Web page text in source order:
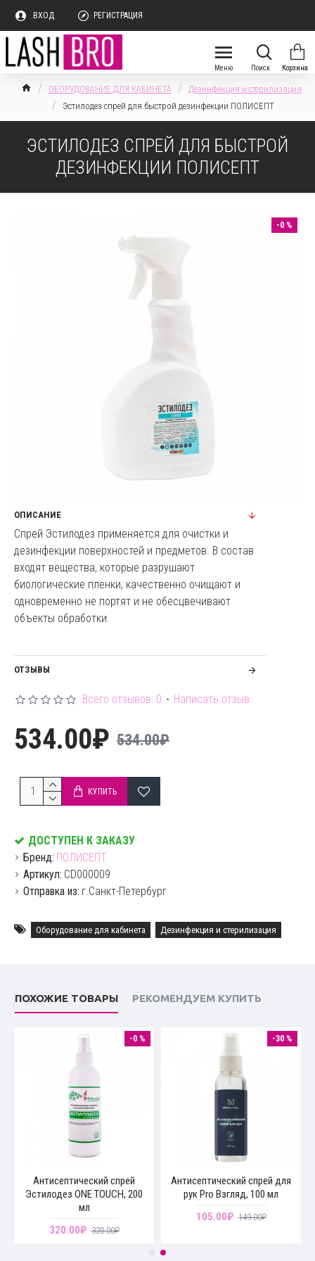
.ВХОД РЕГИСТРАЦИЯ
ОБОРУДОВАНИЕ ДЛЯ КАБИНЕТА
Дезинфекция и стерилизация
Эстилодез спрей для быстрой дезинфекции ПОЛИСЕПТ
ЭСТИЛОДЕЗ СПРЕЙ ДЛЯ БЫСТРОЙ
ДЕЗИНФЕКЦИИ ПОЛИСЕПТ
-0 %
ОПИСАНИЕ
Спрей Эстилодез применяется для очистки и
дезинфекции поверхностей и предметов. В состав
входят вещества, которые разрушают
биологические пленки, качественно очищают и
одновременно не портят и не обесцвечивают
объекты обработки.
ОТЗЫВЫ
ДОСТУПЕН К ЗАКАЗУ
Бренд: ПОЛИСЕПТ
Артикул: CD000009
Отправка из: г.Санкт-Петербург
Всего отзывов: 0 - Написать отзыв
534.00₽ 534.00₽
КУПИТЬ
Оборудование для кабинета Дезинфекция и стерилизация
ПОХОЖИЕ ТОВАРЫ РЕКОМЕНДУЕМ КУПИТЬ
-0 %
Антисептический спрей
Эстилодез ONE TOUCH, 200
мл
320.00₽ 320.00₽
-30 %
Антисептический спрей для
рук Pro Взгляд, 100 мл
105.00₽ 149.00₽